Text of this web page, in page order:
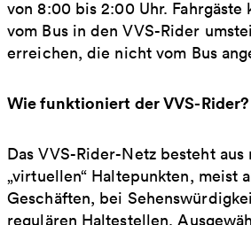
von 8:00 bis 2:00 Uhr. Fahrgäste
vom Bus in den VVS-Rider
erreichen, die nicht vom Bus
Wie funktioniert der VVS-Rider?
Das VVS-Rider-Netz besteht aus
„virtuellen“ Haltepunkten, meist
Geschäften, bei
regulären Haltestellen.